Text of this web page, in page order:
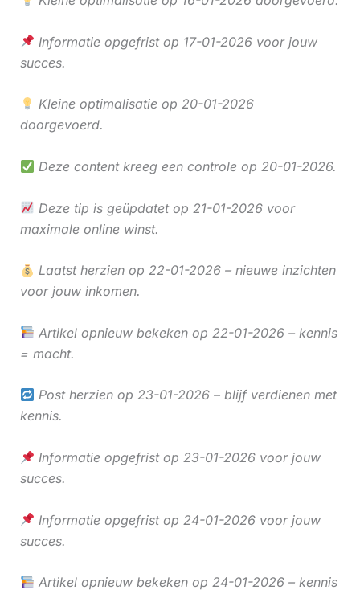
Informatie opgefrist op 17-01-2026 voor jouw
succes.
Kleine optimalisatie op 20-01-2026
doorgevoerd.
Deze content kreeg een controle op 20-01-2026.
Deze tip is geüpdatet op 21-01-2026 voor
maximale online winst.
Laatst herzien op 22-01-2026 – nieuwe inzichten
voor jouw inkomen.
Artikel opnieuw bekeken op 22-01-2026 – kennis
= macht.
Post herzien op 23-01-2026 – blijf verdienen met
kennis.
Informatie opgefrist op 23-01-2026 voor jouw
succes.
Informatie opgefrist op 24-01-2026 voor jouw
succes.
Artikel opnieuw bekeken op 24-01-2026 – kennis